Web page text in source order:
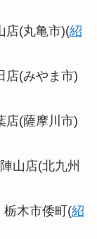
店(丸亀市)(紹
店(みやま市)
店(薩摩川市)
山店(北九州
栃木市倭町(紹